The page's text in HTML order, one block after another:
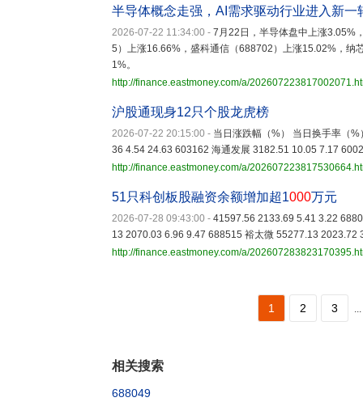
半导体概念走强，AI需求驱动行业进入新一
2026-07-22 11:34:00 - 7月22日，半导体盘中上涨3.05%
5）上涨16.66%，盛科通信（688702）上涨15.02%，纳
1%。
http://finance.eastmoney.com/a/
沪股通现身12只个股龙虎榜
2026-07-22 20:15:00 - 当日涨跌幅（%） 当日换手率（
36 4.54 24.63 603162 海通发展 3182.51 10.05 7.17
http://finance.eastmoney.com/a/
51只科创板股融资余额增加超1000万元
2026-07-28 09:43:00 - 41597.56 2133.69 5.41 3.22
13 2070.03 6.96 9.47 688515 裕太微 55277.13 2023.72
http://finance.eastmoney.com/a/
1 2 3 ...
相关搜索
688049